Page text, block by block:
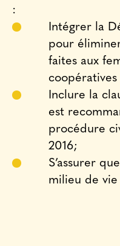
:
Intégrer la
pour
faites aux
coopératives
Inclure la
est
procédure
2016;
S’assurer
milieu de